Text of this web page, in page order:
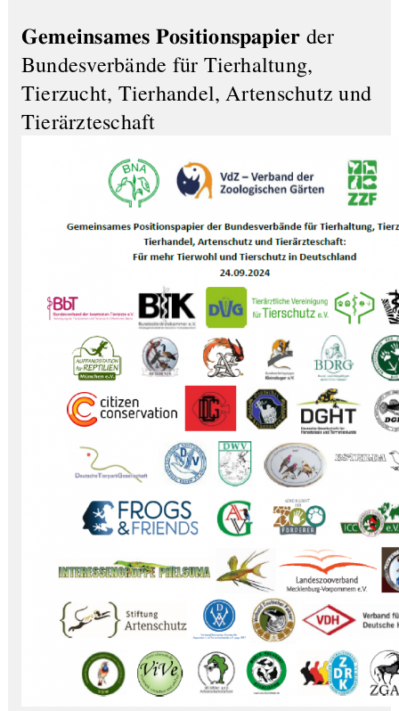
𝐆𝐞𝐦𝐞𝐢𝐧𝐬𝐚𝐦𝐞𝐬 𝐏𝐨𝐬𝐢𝐭𝐢𝐨𝐧𝐬𝐩𝐚𝐩𝐢𝐞𝐫 der
Bundesverbände für Tierhaltung,
Tierzucht, Tierhandel, Artenschutz und
Tierärzteschaft